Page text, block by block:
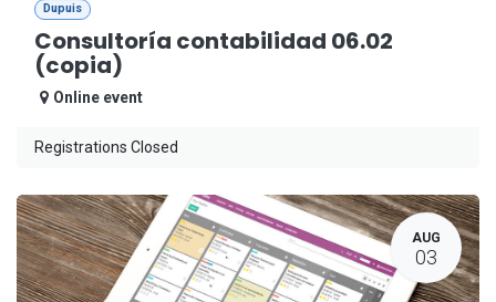
Dupuis
Consultoría contabilidad 06.02
(copia)
Online event
Registrations Closed
AUG
03